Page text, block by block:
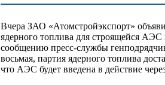
Вчера ЗАО «Атомстройэкспорт»
ядерного топлива для строящейся
сообщению пресс-службы
восьмая, партия ядерного топлива
что АЭС будет введена в действие